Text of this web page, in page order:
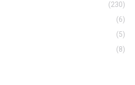
(230)
(6)
(5)
(8)